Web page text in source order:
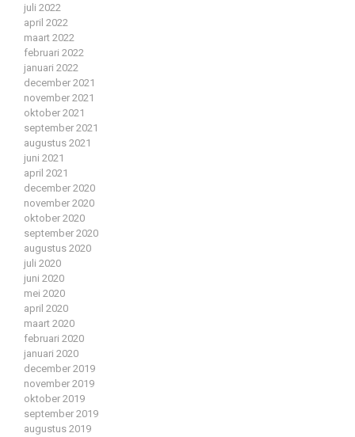
juli 2022
april 2022
maart 2022
februari 2022
januari 2022
december 2021
november 2021
oktober 2021
september 2021
augustus 2021
juni 2021
april 2021
december 2020
november 2020
oktober 2020
september 2020
augustus 2020
juli 2020
juni 2020
mei 2020
april 2020
maart 2020
februari 2020
januari 2020
december 2019
november 2019
oktober 2019
september 2019
augustus 2019